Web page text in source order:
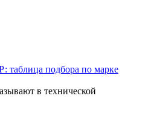
таблица подбора по марке
в технической